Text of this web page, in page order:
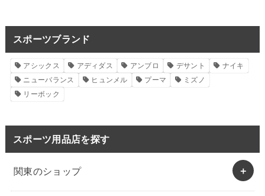
スポーツブランド
アシックス アディダス アンブロ デサント
ナイキ
ニューバランス
ヒュンメル プーマ
ミズノ
リーボック
スポーツ用品店を探す
関東のショップ